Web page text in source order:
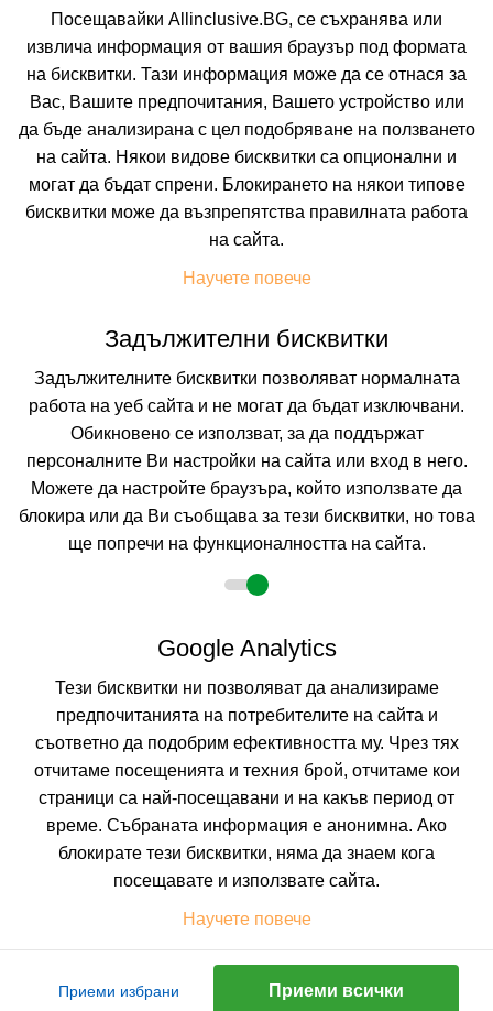
АТЛИМАН БИЙЧ РЕЗОРТ
цена от 92.98 лв. /47.54 €
На изплащане с
Пълно описание на хотела
КАЛКУЛИРАЙ ЦЕНА
Не изпускайте нито една оферта!
Искате да получавате първи най-новите и най-
добрите ни предложения и специални
отстъпки?
Абонирайте се за нашия бюлетин сега !
Абонирай ме
Посещавайки Allinclusive.BG, се съхранява или
извлича информация от вашия браузър под формата
на бисквитки. Тази информация може да се отнася за
Вас, Вашите предпочитания, Вашето устройство или
да бъде анализирана с цел подобряване на ползването
на сайта. Някои видове бисквитки са опционални и
могат да бъдат спрени. Блокирането на някои типове
бисквитки може да възпрепятства правилната работа
на сайта.
Научете повече
Задължителни бисквитки
Задължителните бисквитки позволяват нормалната
работа на уеб сайта и не могат да бъдат изключвани.
Обикновено се използват, за да поддържат
персоналните Ви настройки на сайта или вход в него.
Можете да настройте браузъра, който използвате да
блокира или да Ви съобщава за тези бисквитки, но това
ще попречи на функционалността на сайта.
Google Analytics
Тези бисквитки ни позволяват да анализираме
предпочитанията на потребителите на сайта и
съответно да подобрим ефективността му. Чрез тях
отчитаме посещенията и техния брой, отчитаме кои
страници са най-посещавани и на какъв период от
време. Събраната информация е анонимна. Ако
блокирате тези бисквитки, няма да знаем кога
посещавате и използвате сайта.
Научете повече
Приеми избрани Приеми всички